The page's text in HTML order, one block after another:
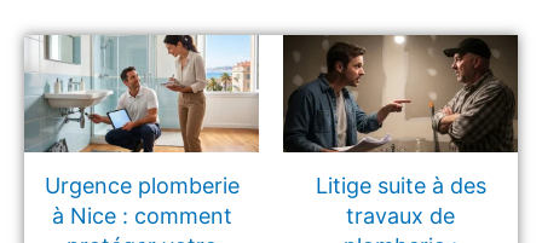
Urgence plomberie
à Nice : comment
Litige suite à des
travaux de